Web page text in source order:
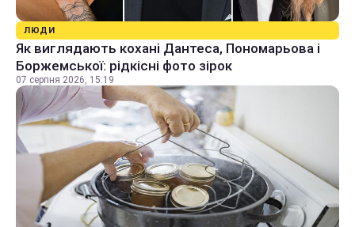
ЛЮДИ
Як виглядають кохані Дантеса, Пономарьова і
Боржемської: рідкісні фото зірок
07 серпня 2026, 15:19